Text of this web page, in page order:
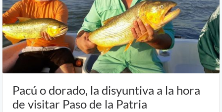
Pacú o dorado, la disyuntiva a la hora
de visitar Paso de la Patria